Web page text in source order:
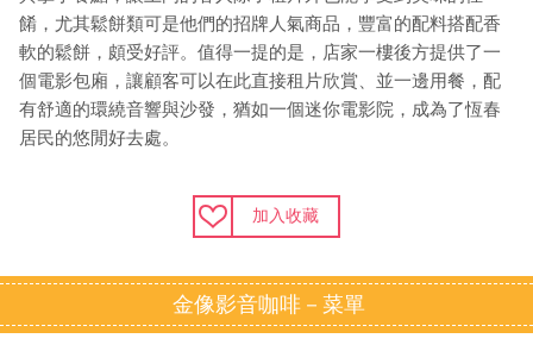
餚，尤其鬆餅類可是他們的招牌人氣商品，豐富的配料搭配香
軟的鬆餅，頗受好評。值得一提的是，店家一樓後方提供了一
個電影包廂，讓顧客可以在此直接租片欣賞、並一邊用餐，配
有舒適的環繞音響與沙發，猶如一個迷你電影院，成為了恆春
居民的悠閒好去處。
加入收藏
金像影音咖啡－菜單